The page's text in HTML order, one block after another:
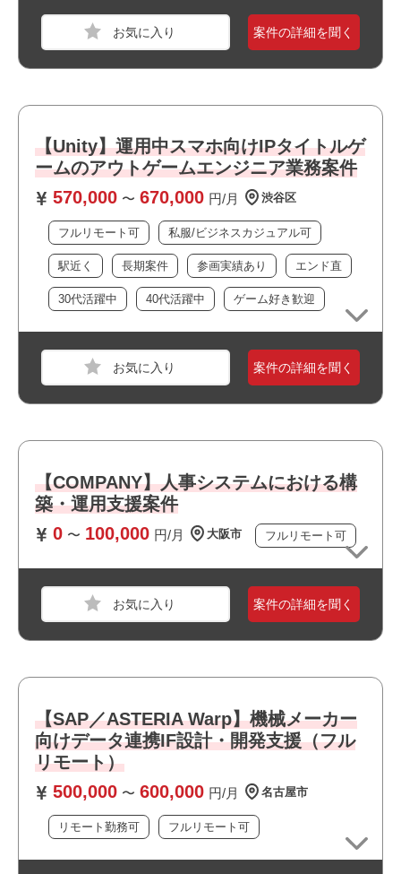
案件の詳細を聞く
【Unity】運用中スマホ向けIPタイトルゲ
ームのアウトゲームエンジニア業務案件
570,000 〜 670,000 円/月 渋谷区
フルリモート可 私服/ビジネスカジュアル可
駅近く 長期案件 参画実績あり エンド直
30代活躍中 40代活躍中 ゲーム好き歓迎
・駅近でアクセス良好です
・上場企業の案件です
・長期就業が見込める案件です
・ゲームが好きな方歓迎！
案件の詳細を聞く
【COMPANY】人事システムにおける構
築・運用支援案件
0 〜 100,000 円/月 大阪市 フルリモート可
Windows
おすすめポイント
・フルリモート案件です
・最新技術に携われます
案件の詳細を聞く
【SAP／ASTERIA Warp】機械メーカー
向けデータ連携IF設計・開発支援（フル
リモート）
500,000 〜 600,000 円/月 名古屋市
リモート勤務可 フルリモート可
職種
システムエンジニア
業界
運輸・交通・物流・倉庫
必須スキル
ASTERIAまたはSAP経験 3年以上
※ASTERIA未経験であればJava開発経験があり何かしらで
おすすめポイント
・リモート勤務併用可能です
・フルリモート案件です
・上流工程に携われます
・私服/ビジネスカジュアルでの勤務が可能です
職種
インフラエンジニア
スキル
Windows
必須スキル
おすすめポイント
・リモート勤務併用可能です
・運用保守に携われます
・最新技術に携われます
・選考スピードの速い案件です
・幅広い年齢層の方が活躍しています